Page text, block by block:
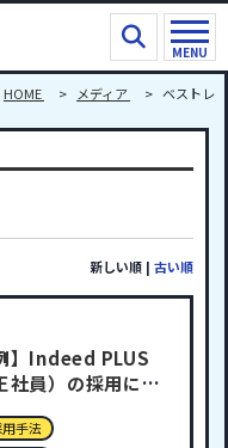
MENU
HOME メディア ベストレ
新しい順| 古い順
】Indeed PLUS
社員）の採用に成
手法